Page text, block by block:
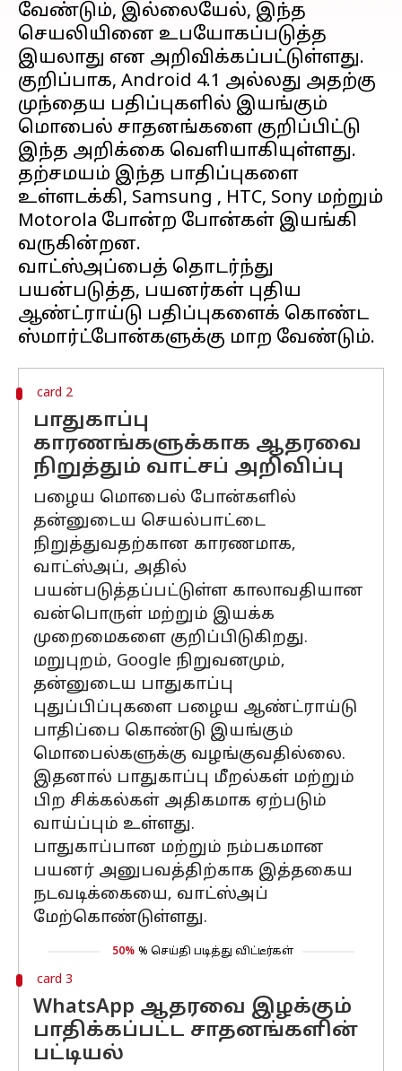
வேண்டும், இல்லையேல், இந்த
செயலியினை உபயோகப்படுத்த
இயலாது என அறிவிக்கப்பட்டுள்ளது.
குறிப்பாக, Android 4.1 அல்லது அதற்கு
முந்தைய பதிப்புகளில் இயங்கும்
மொபைல் சாதனங்களை குறிப்பிட்டு
இந்த அறிக்கை வெளியாகியுள்ளது.
தற்சமயம் இந்த பாதிப்புகளை
உள்ளடக்கி, Samsung , HTC, Sony மற்றும்
Motorola போன்ற போன்கள் இயங்கி
வருகின்றன.
வாட்ஸ்அப்பைத் தொடர்ந்து
பயன்படுத்த, பயனர்கள் புதிய
ஆண்ட்ராய்டு பதிப்புகளைக் கொண்ட
card 2
பாதுகாப்பு
காரணங்களுக்காக ஆதரவை
நிறுத்தும் வாட்சப் அறிவிப்பு
பழைய மொபைல் போன்களில்
தன்னுடைய செயல்பாட்டை
நிறுத்துவதற்கான காரணமாக,
வாட்ஸ்அப், அதில்
பயன்படுத்தப்பட்டுள்ள காலாவதியான
வன்பொருள் மற்றும் இயக்க
முறைமைகளை குறிப்பிடுகிறது.
மறுபுறம், Google நிறுவனமும்,
தன்னுடைய பாதுகாப்பு
புதுப்பிப்புகளை பழைய ஆண்ட்ராய்டு
பாதிப்பை கொண்டு இயங்கும்
மொபைல்களுக்கு வழங்குவதில்லை.
இதனால் பாதுகாப்பு மீறல்கள் மற்றும்
பிற சிக்கல்கள் அதிகமாக ஏற்படும்
வாய்ப்பும் உள்ளது.
பாதுகாப்பான மற்றும் நம்பகமான
பயனர் அனுபவத்திற்காக இத்தகைய
நடவடிக்கையை, வாட்ஸ்அப்
மேற்கொண்டுள்ளது.
50% % செய்தி படித்து விட்டீர்கள்
card 3
WhatsApp ஆதரவை இழக்கும்
பாதிக்கப்பட்ட சாதனங்களின்
பட்டியல்